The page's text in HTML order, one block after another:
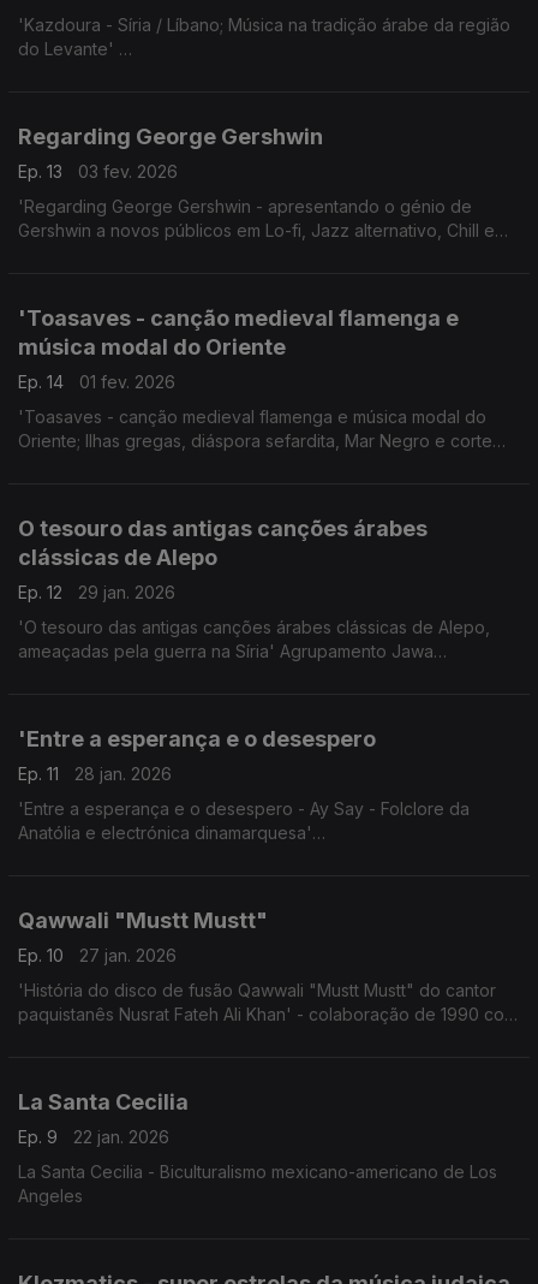
'Kazdoura - Síria / Líbano; Música na tradição árabe da região
do Levante'
Regarding George Gershwin
Ep. 13
03 fev. 2026
'Regarding George Gershwin - apresentando o génio de
Gershwin a novos públicos em Lo-fi, Jazz alternativo, Chill e
'Toasaves - canção medieval flamenga e
música modal do Oriente
Ep. 14
01 fev. 2026
'Toasaves - canção medieval flamenga e música modal do
Oriente; Ilhas gregas, diáspora sefardita, Mar Negro e corte
O tesouro das antigas canções árabes
clássicas de Alepo
Ep. 12
29 jan. 2026
'O tesouro das antigas canções árabes clássicas de Alepo,
ameaçadas pela guerra na Síria' Agrupamento Jawa
'Entre a esperança e o desespero
Ep. 11
28 jan. 2026
'Entre a esperança e o desespero - Ay Say - Folclore da
Anatólia e electrónica dinamarquesa'
Qawwali "Mustt Mustt"
Ep. 10
27 jan. 2026
'História do disco de fusão Qawwali "Mustt Mustt" do cantor
paquistanês Nusrat Fateh Ali Khan' - colaboração de 1990 com
La Santa Cecilia
Ep. 9
22 jan. 2026
La Santa Cecilia - Biculturalismo mexicano-americano de Los
Angeles